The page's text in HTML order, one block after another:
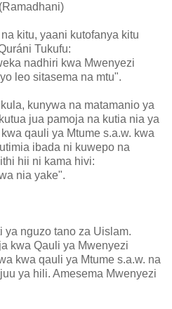
kitu, yaani kutofanya kitu
Tukufu:
nadhiri kwa Mwenyezi
leo sitasema na mtu".
kunywa na matamanio ya
jua pamoja na kutia nia ya
qauli ya Mtume s.a.w. kwa
ibada ni kuwepo na
hii ni kama hivi:
nia yake".
ya nguzo tano za Uislam.
kwa Qauli ya Mwenyezi
kwa qauli ya Mtume s.a.w. na
ya hili. Amesema Mwenyezi